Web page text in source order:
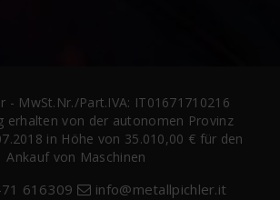
- MwSt.Nr./Part.IVA: IT01671710216
erhalten von der autonomen Provinz
in Höhe von 35.010,00 € für den
Ankauf von Maschinen
616309 info@metallpichler.it